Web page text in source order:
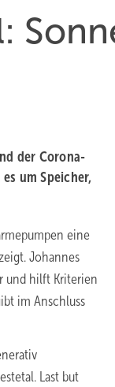
der Corona-
um Speicher,
eine
Johannes
und hilft Kriterien
im Anschluss
Last but